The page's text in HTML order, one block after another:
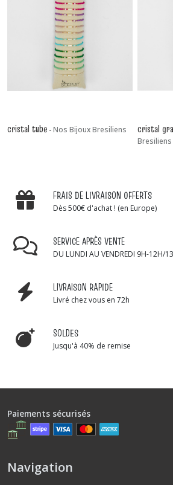
cristal tube -Nos Bijoux Bresiliens cristal
Bresiliens
FRAIS DE LIVRAISON OFFERTS
Dès 500€ d'achat ! (en Europe)
SERVICE APRÈS VENTE
DU LUNDI AU VENDREDI 9H-12H/
LIVRAISON RAPIDE
Livré chez vous en 72h
SOLDES
Jusqu'à 40% de remise
Paiements sécurisés
Navigation